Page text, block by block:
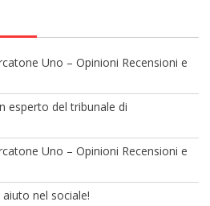
Uno – Opinioni Recensioni e
esperto del tribunale di
Uno – Opinioni Recensioni e
nel sociale!